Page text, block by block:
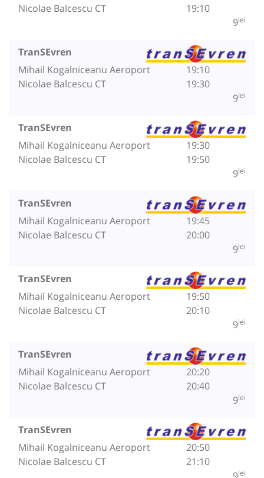
Nicolae Balcescu CT
19:10
9lei
TranSEvren
Mihail Kogalniceanu Aeroport
Nicolae Balcescu CT
19:10
19:30
9lei
TranSEvren
Mihail Kogalniceanu Aeroport
Nicolae Balcescu CT
19:30
19:50
9lei
TranSEvren
Mihail Kogalniceanu Aeroport
Nicolae Balcescu CT
19:45
20:00
9lei
TranSEvren
Mihail Kogalniceanu Aeroport
Nicolae Balcescu CT
19:50
20:10
9lei
TranSEvren
Mihail Kogalniceanu Aeroport
Nicolae Balcescu CT
20:20
20:40
9lei
TranSEvren
Mihail Kogalniceanu Aeroport
Nicolae Balcescu CT
20:50
21:10
9lei